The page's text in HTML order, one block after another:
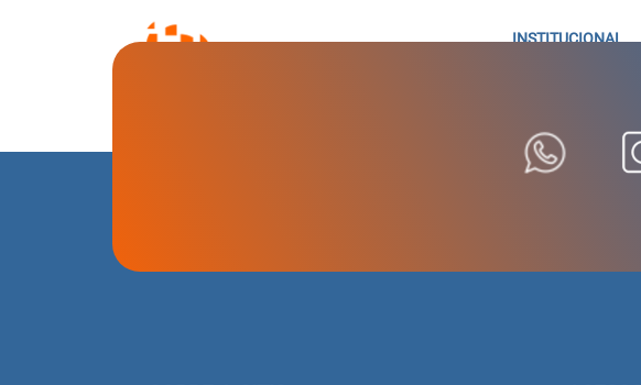
INSTITUCIONAL